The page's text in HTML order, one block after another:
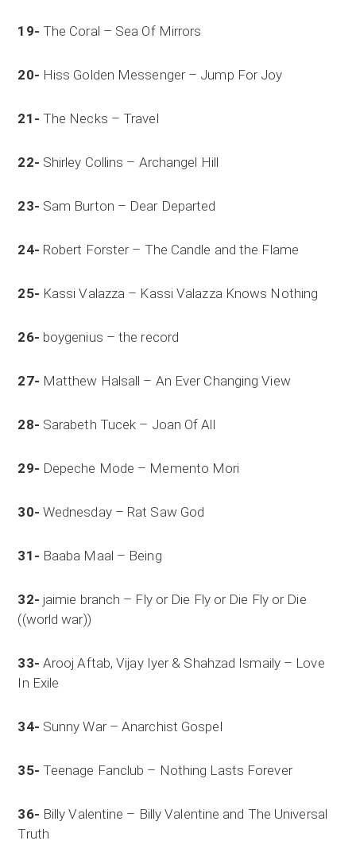
19- The Coral – Sea Of Mirrors
20- Hiss Golden Messenger – Jump For Joy
21- The Necks – Travel
22- Shirley Collins – Archangel Hill
23- Sam Burton – Dear Departed
24- Robert Forster – The Candle and the Flame
25- Kassi Valazza – Kassi Valazza Knows Nothing
26- boygenius – the record
27- Matthew Halsall – An Ever Changing View
28- Sarabeth Tucek – Joan Of All
29- Depeche Mode – Memento Mori
30- Wednesday – Rat Saw God
31- Baaba Maal – Being
32- jaimie branch – Fly or Die Fly or Die Fly or Die
((world war))
33- Arooj Aftab, Vijay Iyer & Shahzad Ismaily – Love
In Exile
34- Sunny War – Anarchist Gospel
35- Teenage Fanclub – Nothing Lasts Forever
36- Billy Valentine – Billy Valentine and The Universal
Truth